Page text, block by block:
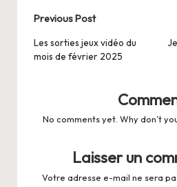
Post
navigation
Previous Post
Les sorties jeux vidéo du
mois de février 2025
No comments yet. Why don’t
Laisser un
Votre adresse e-mail ne sera